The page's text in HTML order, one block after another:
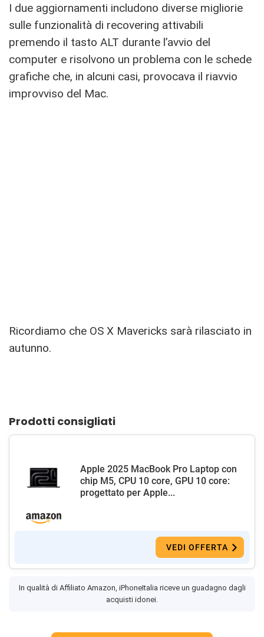
I due aggiornamenti includono diverse migliorie
sulle funzionalità di recovering attivabili
premendo il tasto ALT durante l’avvio del
computer e risolvono un problema con le schede
grafiche che, in alcuni casi, provocava il riavvio
improvviso del Mac.
Ricordiamo che OS X Mavericks sarà rilasciato in
autunno.
Prodotti consigliati
Apple 2025 MacBook Pro Laptop con
chip M5, CPU 10 core, GPU 10 core:
progettato per Apple...
VEDI OFFERTA
In qualità di Affiliato Amazon, iPhoneItalia riceve un guadagno dagli
acquisti idonei.